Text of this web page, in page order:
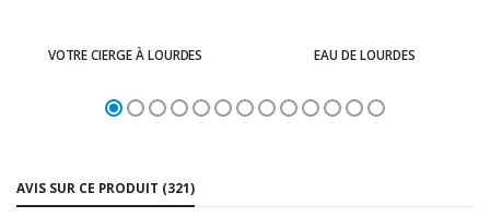
VOTRE CIERGE À LOURDES EAU DE LOURDES
AVIS SUR CE PRODUIT (321)